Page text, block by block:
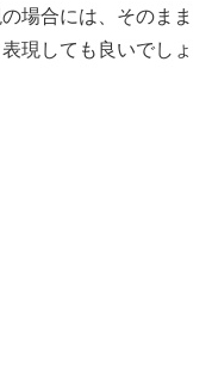
場合には、そのまま
表現しても良いでしょ